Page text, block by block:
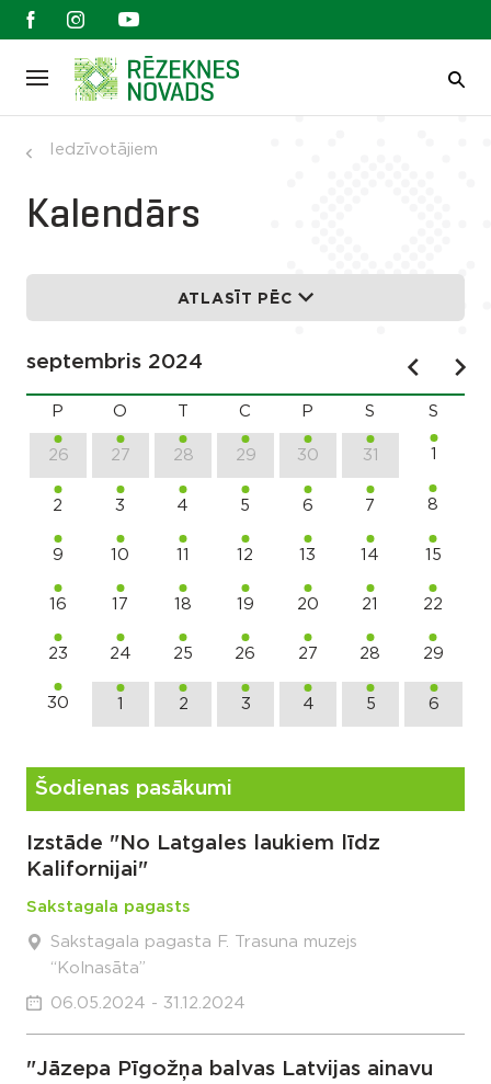
Iedzīvotājiem
Kalendārs
ATLASĪT PĒC
septembris 2024
P O C P S S
26 27 28 29 30 31 1
2 3 4 5 6 7 8
9 10 11 12 13 14 15
16 17 18 19 20 21 22
23 24 25 26 27 28 29
30 1 2 3 4 5 6
Šodienas pasākumi
Izstāde "No Latgales laukiem līdz
Kalifornijai"
Sakstagala pagasts
Sakstagala pagasta F. Trasuna muzejs
“Kolnasāta”
06.05.2024 - 31.12.2024
"Jāzepa Pīgožņa balvas Latvijas ainavu